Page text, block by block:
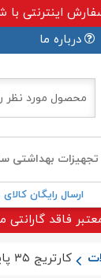
۰۲۱۷۹۱۹۳ تماس حاصل
درباره ما
تجهیزات بهداشتی
ارسال رایگان کالای
فاقد
کارتریج ۳۵ پایه بلند قهرمان